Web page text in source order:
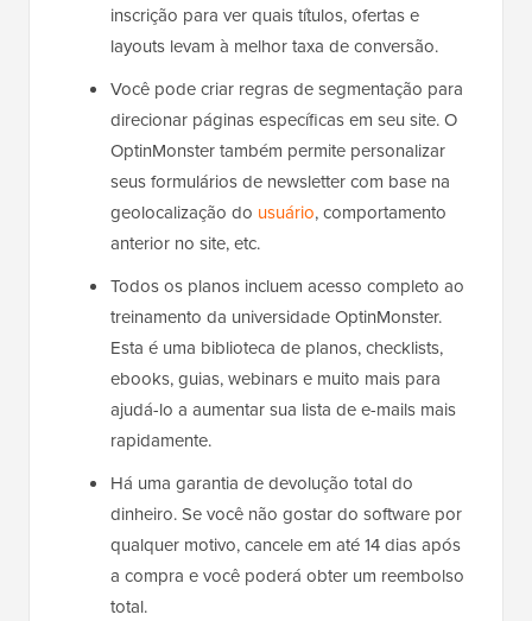
inscrição para ver quais títulos, ofertas e
layouts levam à melhor taxa de conversão.
Você pode criar regras de segmentação para
direcionar páginas específicas em seu site. O
OptinMonster também permite personalizar
seus formulários de newsletter com base na
geolocalização do usuário, comportamento
anterior no site, etc.
Todos os planos incluem acesso completo ao
treinamento da universidade OptinMonster.
Esta é uma biblioteca de planos, checklists,
ebooks, guias, webinars e muito mais para
ajudá-lo a aumentar sua lista de e-mails mais
rapidamente.
Há uma garantia de devolução total do
dinheiro. Se você não gostar do software por
qualquer motivo, cancele em até 14 dias após
a compra e você poderá obter um reembolso
total.